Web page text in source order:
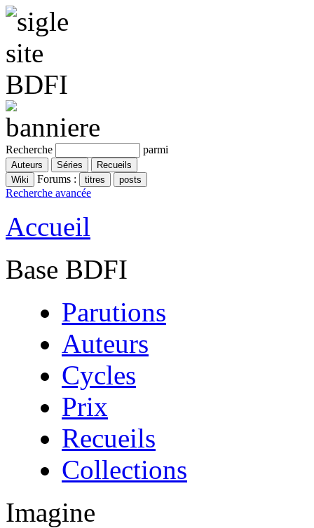
Recherche parmi
Forums :
Recherche avancée
Accueil
Base BDFI
Parutions
Auteurs
Cycles
Prix
Recueils
Collections
Imagine